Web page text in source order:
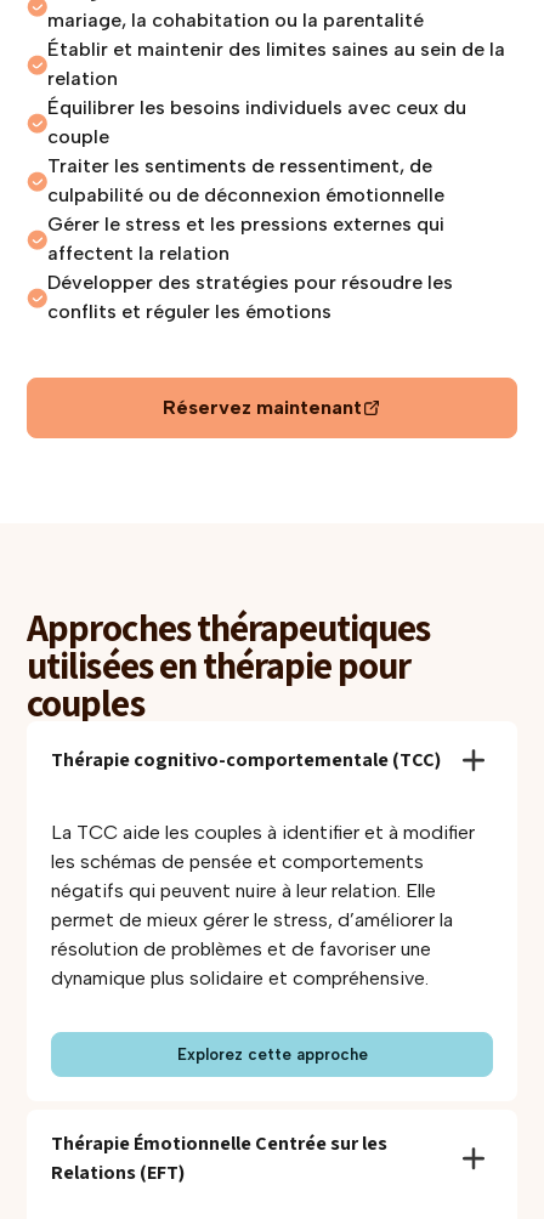
mariage, la cohabitation ou la parentalité
Établir et maintenir des limites saines au sein de la
relation
Équilibrer les besoins individuels avec ceux du
couple
Traiter les sentiments de ressentiment, de
culpabilité ou de déconnexion émotionnelle
Gérer le stress et les pressions externes qui
affectent la relation
Développer des stratégies pour résoudre les
conflits et réguler les émotions
Réservez maintenant
Approches thérapeutiques
utilisées en thérapie pour
couples
Thérapie cognitivo-comportementale (TCC)
La TCC aide les couples à identifier et à modifier
les schémas de pensée et comportements
négatifs qui peuvent nuire à leur relation. Elle
permet de mieux gérer le stress, d’améliorer la
résolution de problèmes et de favoriser une
dynamique plus solidaire et compréhensive.
Explorez cette approche
Thérapie Émotionnelle Centrée sur les
Relations (EFT)